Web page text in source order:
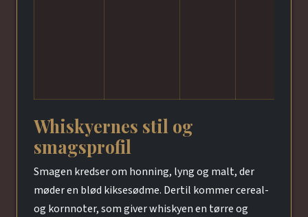
Whiskyernes stil og
smagsprofil
Smagen kredser om honning, lyng og malt, der
møder en blød kiksesødme. Dertil kommer cereal-
og kornnoter, som giver whiskyen en tørre og